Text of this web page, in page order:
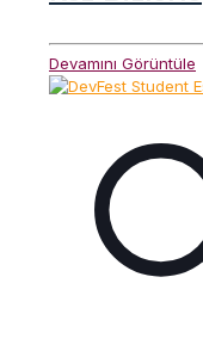
Devamını Görüntüle